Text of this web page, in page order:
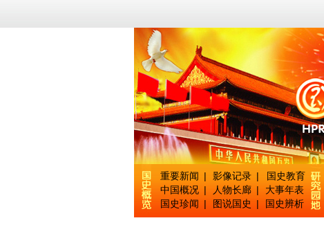
重要新闻 | 影像记录 |
国史教育
中国概况 | 人物长廊 |
大事年表
国史珍闻 | 图说国史 | 国史辨析